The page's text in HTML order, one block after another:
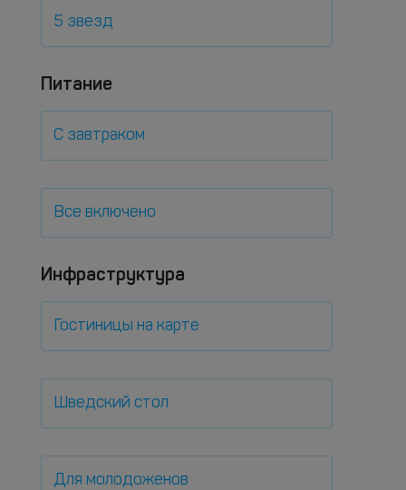
5 звезд
Питание
С завтраком
Все включено
Инфраструктура
Гостиницы на карте
Шведский стол
Для молодоженов